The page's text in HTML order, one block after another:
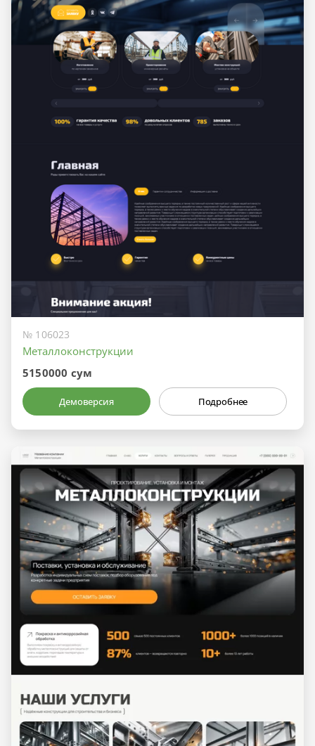
№ 106023
Металлоконструкции
5150000 сум
Демоверсия Подробнее